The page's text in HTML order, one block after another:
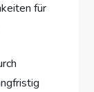
für